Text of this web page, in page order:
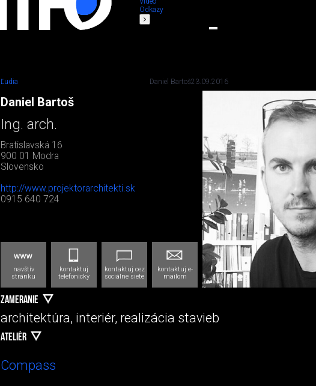
Odkazy
Ľudia Daniel Bartoš23.09.2016
Daniel Bartoš
Ing. arch.
Bratislavská 16
900 01 Modra
Slovensko
http://www.projektorarchitekti.sk
0915 640 724
navštív
stránku
kontaktuj
telefonicky
kontaktuj cez
sociálne siete
kontaktuj e-
mailom
ZAMERANIE
architektúra, interiér, realizácia stavieb
ATELIÉR
Compass